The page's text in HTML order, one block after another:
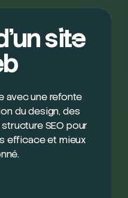
site
avec une refonte
du design, des
SEO pour
efficace et mieux